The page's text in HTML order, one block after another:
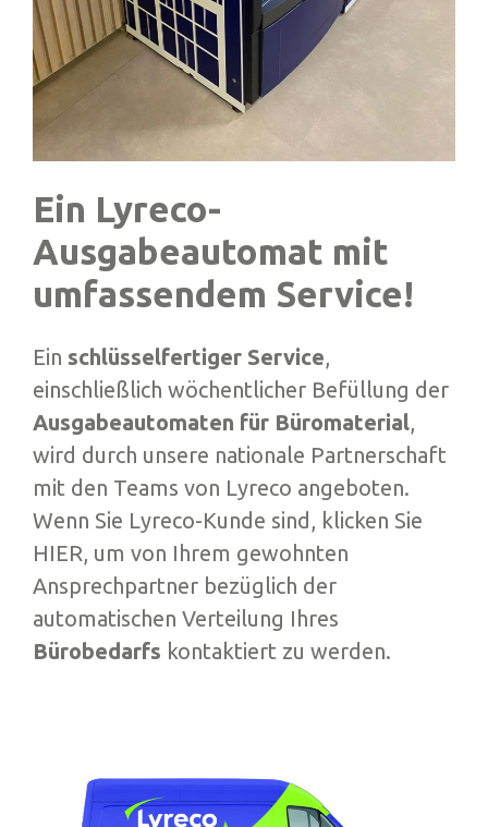
Ein Lyreco-
Ausgabeautomat mit
umfassendem Service!
Ein schlüsselfertiger Service,
einschließlich wöchentlicher Befüllung der
Ausgabeautomaten für Büromaterial,
wird durch unsere nationale Partnerschaft
mit den Teams von Lyreco angeboten.
Wenn Sie Lyreco-Kunde sind, klicken Sie
HIER, um von Ihrem gewohnten
Ansprechpartner bezüglich der
automatischen Verteilung Ihres
Bürobedarfs kontaktiert zu werden.